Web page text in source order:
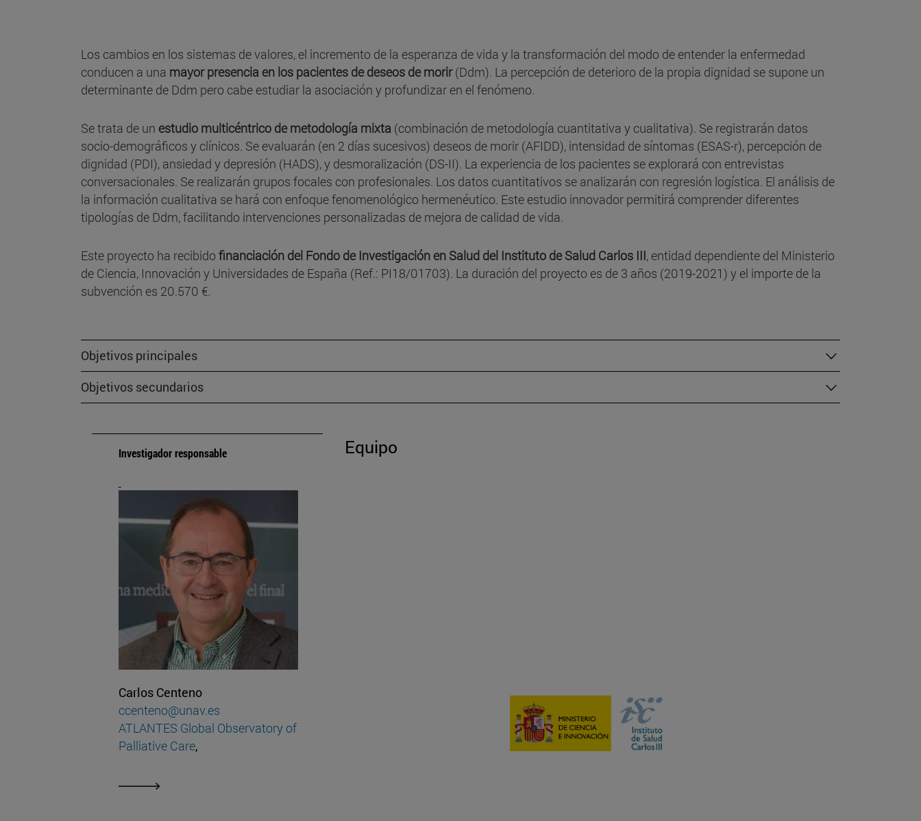
Los cambios en los sistemas de valores, el incremento de la esperanza de vida y la transformación del modo de entender la enfermedad
conducen a una mayor presencia en los pacientes de deseos de morir(Ddm). La percepción de deterioro de la propia dignidad se supone un
determinante de Ddm pero cabe estudiar la asociación y profundizar en el fenómeno.
Se trata de un estudio multicéntrico de metodología mixta (combinación de metodología cuantitativa y cualitativa). Se registrarán datos
socio-demográficos y clínicos. Se evaluarán (en 2 días sucesivos) deseos de morir (AFIDD), intensidad de síntomas (ESAS-r), percepción de
dignidad (PDI), ansiedad y depresión (HADS), y desmoralización (DS-II). La experiencia de los pacientes se explorará con entrevistas
conversacionales. Se realizarán grupos focales con profesionales. Los datos cuantitativos se analizarán con regresión logística. El análisis de
la información cualitativa se hará con enfoque fenomenológico hermenéutico. Este estudio innovador permitirá comprender diferentes
tipologías de Ddm, facilitando intervenciones personalizadas de mejora de calidad de vida.
Este proyecto ha recibido financiación del Fondo de Investigación en Salud del Instituto de Salud Carlos III, entidad dependiente del Ministerio
de Ciencia, Innovación y Universidades de España (Ref.: PI18/01703). La duración del proyecto es de 3 años (2019-2021) y el importe de la
subvención es 20.570 €.
Objetivos principales
Objetivos secundarios
Investigador responsable
Carlos Centeno
ccenteno@unav.es
ATLANTES Global Observatory of
Palliative Care,
Equipo